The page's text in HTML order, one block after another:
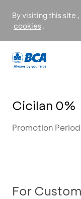
By visiting this site
cookies .
Cicilan 0%
Promotion
For